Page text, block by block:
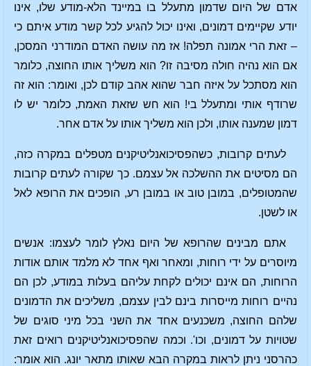
אדם של היום שדמון מתעלל בו במיינד הלא-מודע שלו, אינו
יודע שקיימים דמונים, ואינו יכול להגיע לכל קשר מודע איתם כי
– זאת הרי אמונה תפלה! אז מה עושה האדם המודרני המסכן,
אם הוא נהיה חולה מסיבה זו? הוא משליך אותו החוצה, כלומר
הוא מסתכל על איזה חבר שהוא אהב קודם לכן, ואומר: הוא זה
שרודף אותי ומתעלל בי! הוא חש שזאת האמת, כלומר יש לו
דמון שמענה אותו, ולכן הוא משליך אותו על אדם אחר.
לעתים קרובות, כשהפסיכואנליטיקנים מטפלים במקרה כזה,
הם מסיטים את ההשלכה אל עצמם. כך שקורה לעתים קרובות
שהמטופלים, במובן טוב או במובן רע, הופכים את הרופא לאל
או לשטן.
אתם מבינים שהרופא של היום נאלץ לומר לעצמו: אנשים
מיוסרים על ידי רוחות, ומאחר ואף אחד לא מלמד אותם אודות
הרוחות, הם אינם יכולים לקחת עליהם בעלות במודע, לכן הם
נהיים רוחות מייסרות בינם לבין עצמם, משליכים את הדמונים
שלהם החוצה, משכנעים אחד את השני בכל מיני סוגים של
שטויות על דמונים, וכו'. וכמה שהפסיכואנליטיקנים רואים זאת
כהרסני ניתן לראות במקרה הבא שאותו מתאר יונג. הוא אומר: